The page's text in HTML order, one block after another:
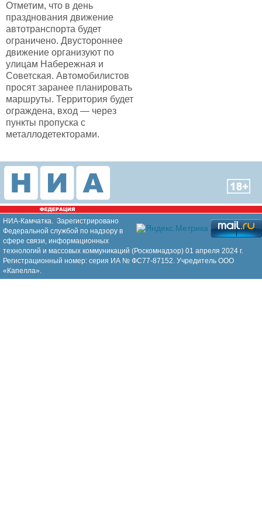
Отметим, что в день
празднования движение
автотранспорта будет
ограничено. Двустороннее
движение организуют по
улицам Набережная и
Советская. Автомобилистов
просят заранее планировать
маршруты. Территория будет
ограждена, вход — через
пункты пропуска с
металлодетекторами.
НИА-Камчатка. Зарегистрировано
Федеральной службой по надзору в
сфере связи, информационных
технологий и массовых коммуникаций (Роскомнадзор) 01 апреля 2024 г.
Регистрационный номер: серия ИА № ФС77-87152. Учредитель ООО
«Капелла».